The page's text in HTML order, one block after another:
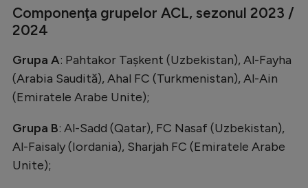
Componenţa grupelor ACL, sezonul 2023 /
2024
Grupa A: Pahtakor Taşkent (Uzbekistan), Al-Fayha
(Arabia Saudită), Ahal FC (Turkmenistan), Al-Ain
(Emiratele Arabe Unite);
Grupa B: Al-Sadd (Qatar), FC Nasaf (Uzbekistan),
Al-Faisaly (Iordania), Sharjah FC (Emiratele Arabe
Unite);